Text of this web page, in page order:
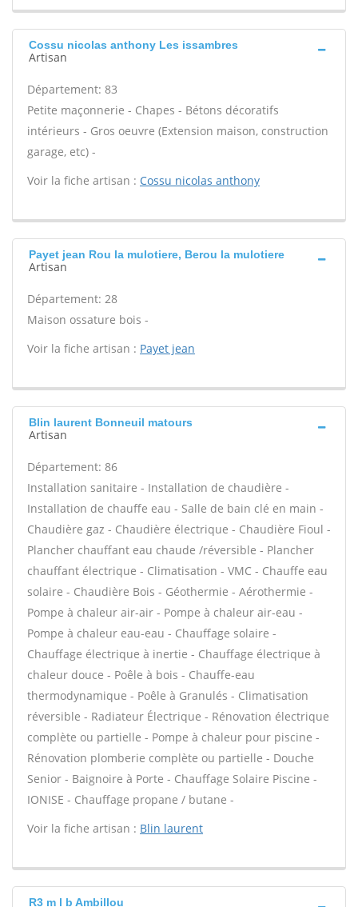
Cossu nicolas anthony Les issambres
Artisan
Département: 83
Petite maçonnerie - Chapes - Bétons décoratifs
intérieurs - Gros oeuvre (Extension maison, construction
garage, etc) -
Voir la fiche artisan : Cossu nicolas anthony
Payet jean Rou la mulotiere, Berou la mulotiere
Artisan
Département: 28
Maison ossature bois -
Voir la fiche artisan : Payet jean
Blin laurent Bonneuil matours
Artisan
Département: 86
Installation sanitaire - Installation de chaudière -
Installation de chauffe eau - Salle de bain clé en main -
Chaudière gaz - Chaudière électrique - Chaudière Fioul -
Plancher chauffant eau chaude /réversible - Plancher
chauffant électrique - Climatisation - VMC - Chauffe eau
solaire - Chaudière Bois - Géothermie - Aérothermie -
Pompe à chaleur air-air - Pompe à chaleur air-eau -
Pompe à chaleur eau-eau - Chauffage solaire -
Chauffage électrique à inertie - Chauffage électrique à
chaleur douce - Poêle à bois - Chauffe-eau
thermodynamique - Poêle à Granulés - Climatisation
réversible - Radiateur Électrique - Rénovation électrique
complète ou partielle - Pompe à chaleur pour piscine -
Rénovation plomberie complète ou partielle - Douche
Senior - Baignoire à Porte - Chauffage Solaire Piscine -
IONISE - Chauffage propane / butane -
Voir la fiche artisan : Blin laurent
R3 m l b Ambillou